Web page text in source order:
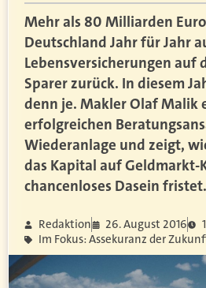
Mehr als 80 Milliarden
Deutschland Jahr für Jahr
Lebensversicherungen auf
Sparer zurück. In diesem
denn je. Makler Olaf Malik
erfolgreichen
Wiederanlage und zeigt,
das Kapital auf Geldmarkt-
chancenloses Dasein fristet.
Redaktion 26. August 2016
Im Fokus: Assekuranz der